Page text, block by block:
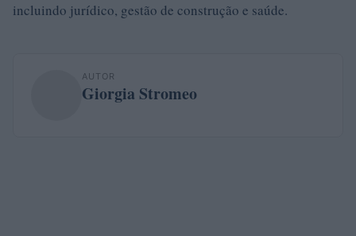
incluindo jurídico, gestão de construção e saúde.
AUTOR
Giorgia Stromeo